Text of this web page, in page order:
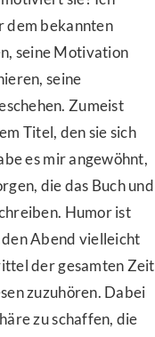
dem bekannten
seine Motivation
seine
Zumeist
Titel, den sie sich
es mir angewöhnt,
die das Buch und
Humor ist
Abend vielleicht
der gesamten Zeit
zuzuhören. Dabei
zu schaffen, die